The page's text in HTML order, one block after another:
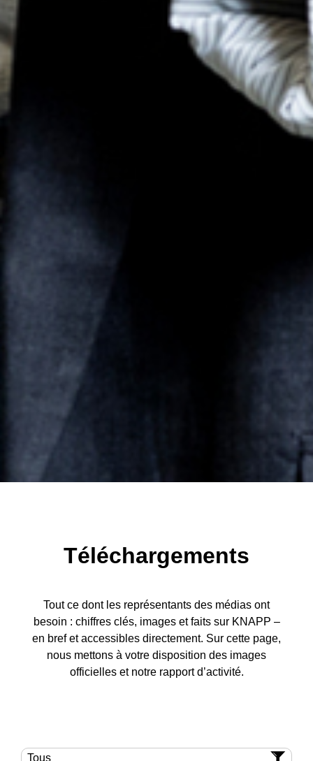
Téléchargements
Tout ce dont les représentants des médias ont
besoin : chiffres clés, images et faits sur KNAPP –
en bref et accessibles directement. Sur cette page,
nous mettons à votre disposition des images
officielles et notre rapport d’activité.